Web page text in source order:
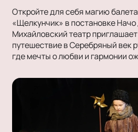
Откройте для себя магию
«Щелкунчик» в постановке Начо
Михайловский театр
путешествие в Серебряный век
где мечты о любви и гармонии